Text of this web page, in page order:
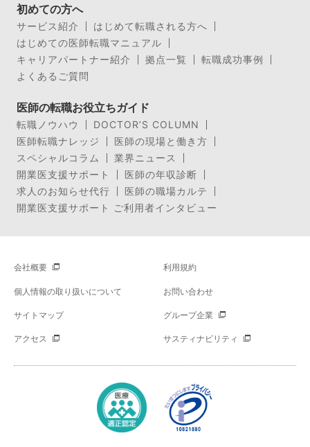
初めての方へ
サービス紹介
はじめて転職される方へ
はじめての医師転職マニュアル
キャリアパートナー紹介
拠点一覧
転職成功事例
よくあるご質問
医師の転職お役立ちガイド
転職ノウハウ
DOCTOR’S COLUMN
医師転職ナレッジ
医師の現場と働き方
スペシャルコラム
業界ニュース
開業医支援サポート
医師の年収診断
求人のお知らせ代行
医師の職場カルテ
開業医支援サポート ご利用者インタビュー
会社概要 利用規約
個人情報の取り扱いについて お問い合わせ
サイトマップ グループ企業
アクセス サスティナビリティ